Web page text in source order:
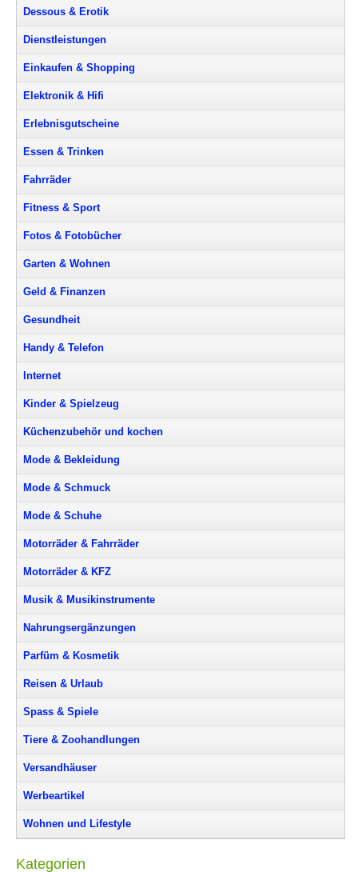
Dessous & Erotik
Dienstleistungen
Einkaufen & Shopping
Elektronik & Hifi
Erlebnisgutscheine
Essen & Trinken
Fahrräder
Fitness & Sport
Fotos & Fotobücher
Garten & Wohnen
Geld & Finanzen
Gesundheit
Handy & Telefon
Internet
Kinder & Spielzeug
Küchenzubehör und kochen
Mode & Bekleidung
Mode & Schmuck
Mode & Schuhe
Motorräder & Fahrräder
Motorräder & KFZ
Musik & Musikinstrumente
Nahrungsergänzungen
Parfüm & Kosmetik
Reisen & Urlaub
Spass & Spiele
Tiere & Zoohandlungen
Versandhäuser
Werbeartikel
Wohnen und Lifestyle
Kategorien